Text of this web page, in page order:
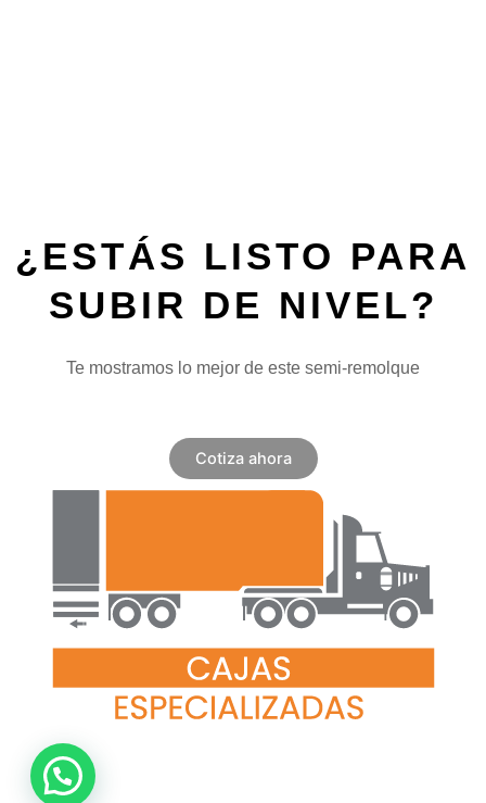
¿ESTÁS LISTO PARA
SUBIR DE NIVEL?
Te mostramos lo mejor de este semi-remolque
Cotiza ahora